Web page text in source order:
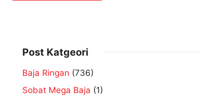
Post Katgeori
Baja Ringan (736)
Sobat Mega Baja (1)